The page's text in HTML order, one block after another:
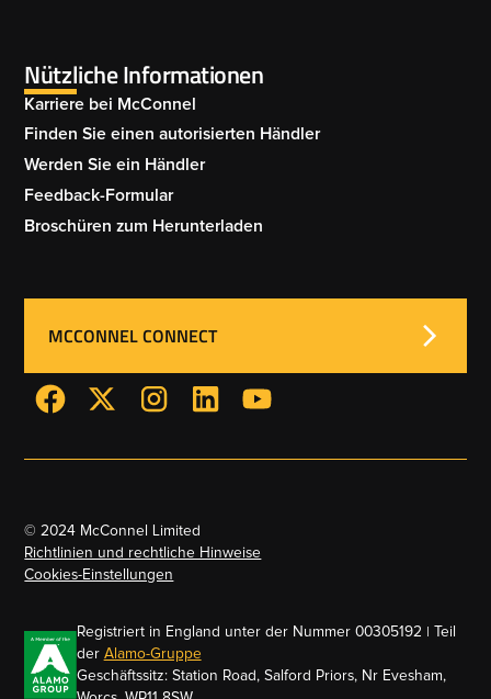
Nützliche Informationen
Karriere bei McConnel
Finden Sie einen autorisierten Händler
Werden Sie ein Händler
Feedback-Formular
Broschüren zum Herunterladen
MCCONNEL CONNECT
© 2024 McConnel Limited
Richtlinien und rechtliche Hinweise
Cookies-Einstellungen
Registriert in England unter der Nummer 00305192 | Teil
der Alamo-Gruppe
Geschäftssitz: Station Road, Salford Priors, Nr Evesham,